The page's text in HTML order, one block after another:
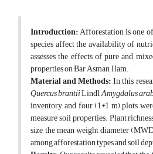
Introduction:Afforestation is one
species affect the availability of
assesses the effects of pure and
properties on Bar Asman, Ilam.
Material and Methods:In this,
Quercus brantiiLindl,Amygdalus
inventory, and four (1*1 m) plots
measure soil properties. Plant
size, the mean weight diameter
among afforestation types and soil